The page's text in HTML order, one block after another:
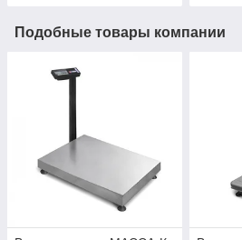
Подобные товары компании